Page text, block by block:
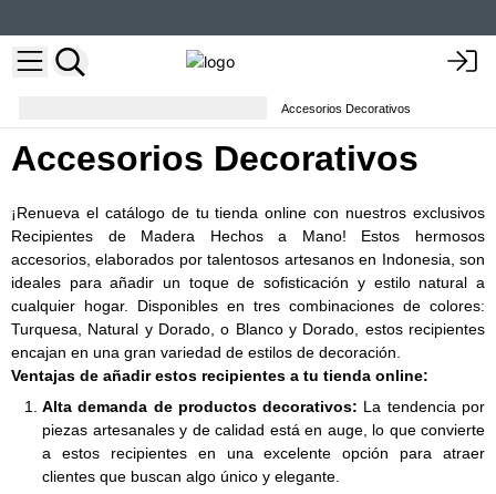
Accesorios Decorativos
Accesorios Decorativos
¡Renueva el catálogo de tu tienda online con nuestros exclusivos
Recipientes de Madera Hechos a Mano! Estos hermosos
accesorios, elaborados por talentosos artesanos en Indonesia, son
ideales para añadir un toque de sofisticación y estilo natural a
cualquier hogar. Disponibles en tres combinaciones de colores:
Turquesa, Natural y Dorado, o Blanco y Dorado, estos recipientes
encajan en una gran variedad de estilos de decoración.
Ventajas de añadir estos recipientes a tu tienda online:
Alta demanda de productos decorativos: La tendencia por
piezas artesanales y de calidad está en auge, lo que convierte
a estos recipientes en una excelente opción para atraer
clientes que buscan algo único y elegante.